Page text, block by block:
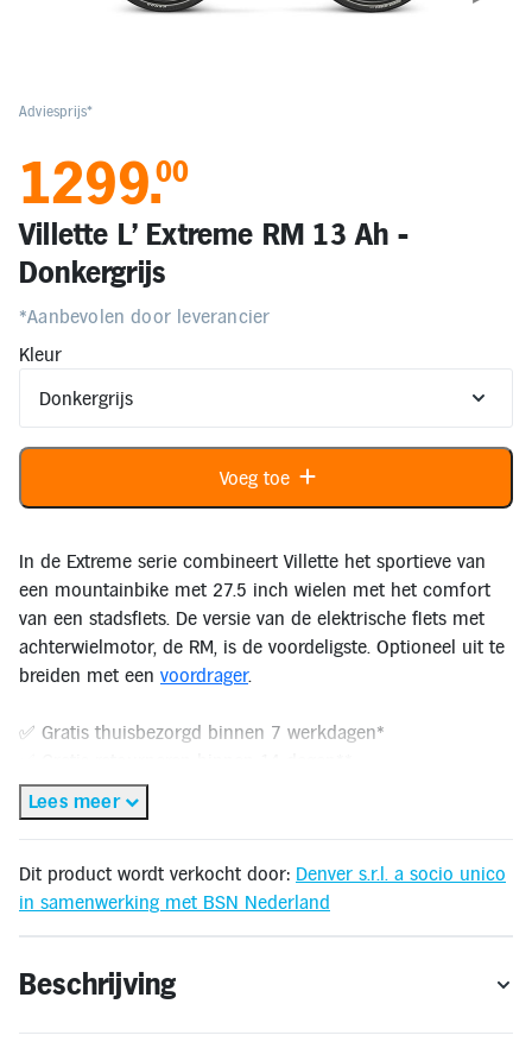
Kids en Baby
Persoonlijke verzorging
Onderweg en Reizen
Sport, Spel en Bewegen
account
Mijn
Toegankelijkheid
Verbeter
de
leesbaarheid
door
het
kleurcontrast
Villette L' Extreme RM 13 Ah -
Donkergrijs
*Aanbevolen door leverancier
Kleur
1299.00
Adviesprijs*
Voeg toe
In de Extreme serie combineert Villette het sportieve van
een mountainbike met 27.5 inch wielen met het comfort
van een stadsfiets. De versie van de elektrische fiets met
achterwielmotor, de RM, is de voordeligste. Optioneel uit te
breiden met een voordrager.
✅ Gratis thuisbezorgd binnen 7 werkdagen*
🔔 OP = OP
voor levering buiten Nederland en Vlaanderen is niet mogelijk.
** Retourneren kan alleen wanneer het product voldoet aan de
retourvoorwaarden.
Lees meer
Dit product wordt verkocht door: Denver s.r.l. a socio unico
in samenwerking met BSN Nederland
Beschrijving